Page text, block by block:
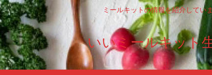
ミールキットの情報を紹介してい
いいミールキット